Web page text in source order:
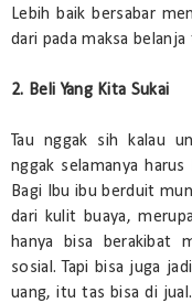
Lebih baik bersabar
dari pada maksa belanja
2. Beli Yang Kita Sukai
Tau nggak sih kalau
nggak selamanya
Bagi Ibu ibu berduit
dari kulit buaya,
hanya bisa berakibat
sosial. Tapi bisa juga
uang, itu tas bisa di